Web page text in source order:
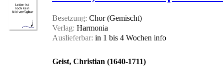
Besetzung: Chor (Gemischt)
Verlag: Harmonia
Auslieferbar: in 1 bis 4 Wochen info
Geist, Christian (1640-1711)